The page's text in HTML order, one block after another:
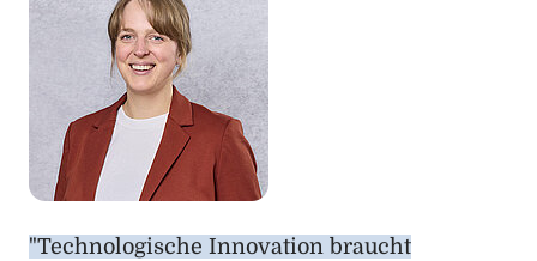
"Technologische Innovation braucht